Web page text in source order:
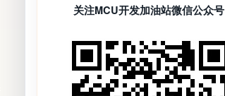
关注MCU开发加油站微信公众号